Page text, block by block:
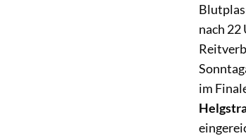
nach
im